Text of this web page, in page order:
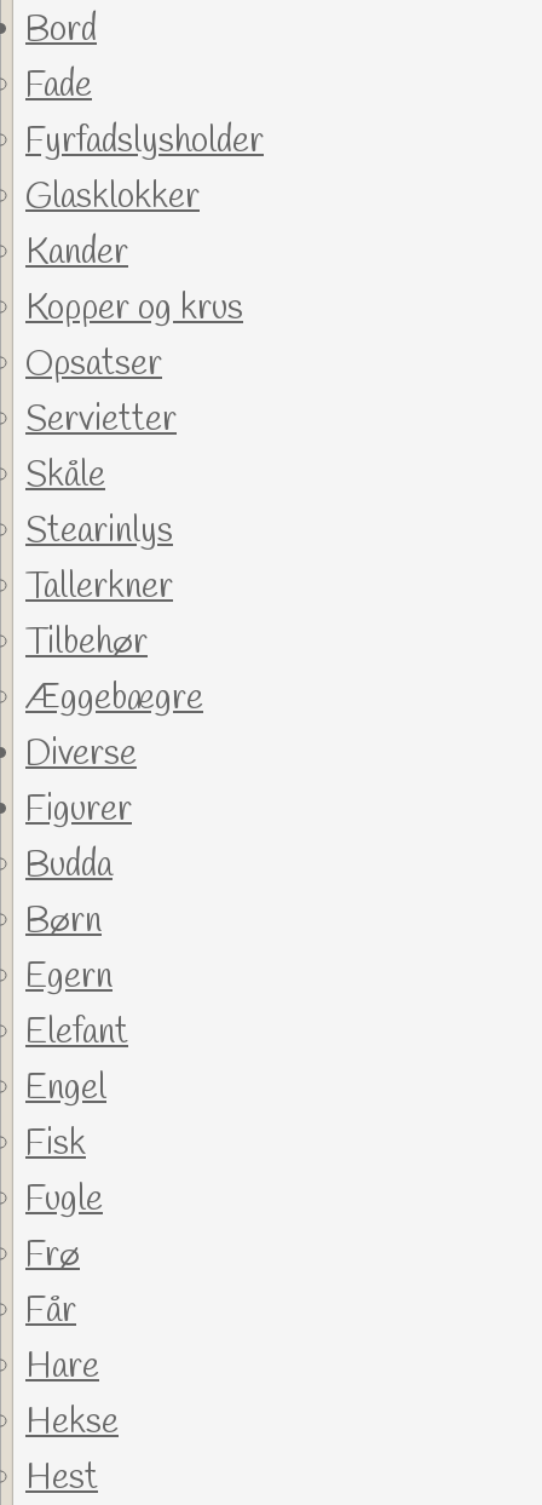
Bord
Fade
Fyrfadslysholder
Glasklokker
Kander
Kopper og krus
Opsatser
Servietter
Skåle
Stearinlys
Tallerkner
Tilbehør
Æggebægre
Diverse
Figurer
Budda
Børn
Egern
Elefant
Engel
Fisk
Fugle
Frø
Får
Hare
Hekse
Hest